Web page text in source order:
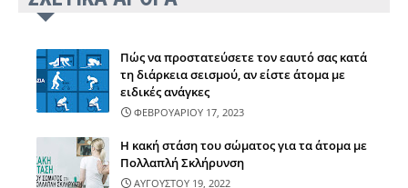
Πώς να προστατεύσετε τον εαυτό σας κατά
τη διάρκεια σεισμού, αν είστε άτομα με
ειδικές ανάγκες
ΦΕΒΡΟΥΑΡΙΟΥ 17, 2023
Η κακή στάση του σώματος για τα άτομα με
Πολλαπλή Σκλήρυνση
ΑΥΓΟΥΣΤΟΥ 19, 2022